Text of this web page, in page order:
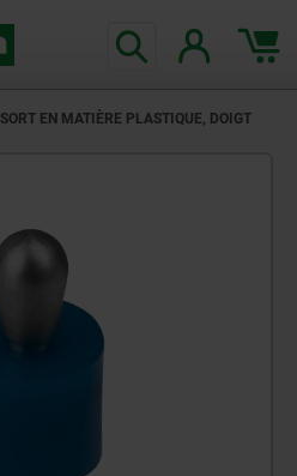
EN MATIÈRE PLASTIQUE, DOIGT